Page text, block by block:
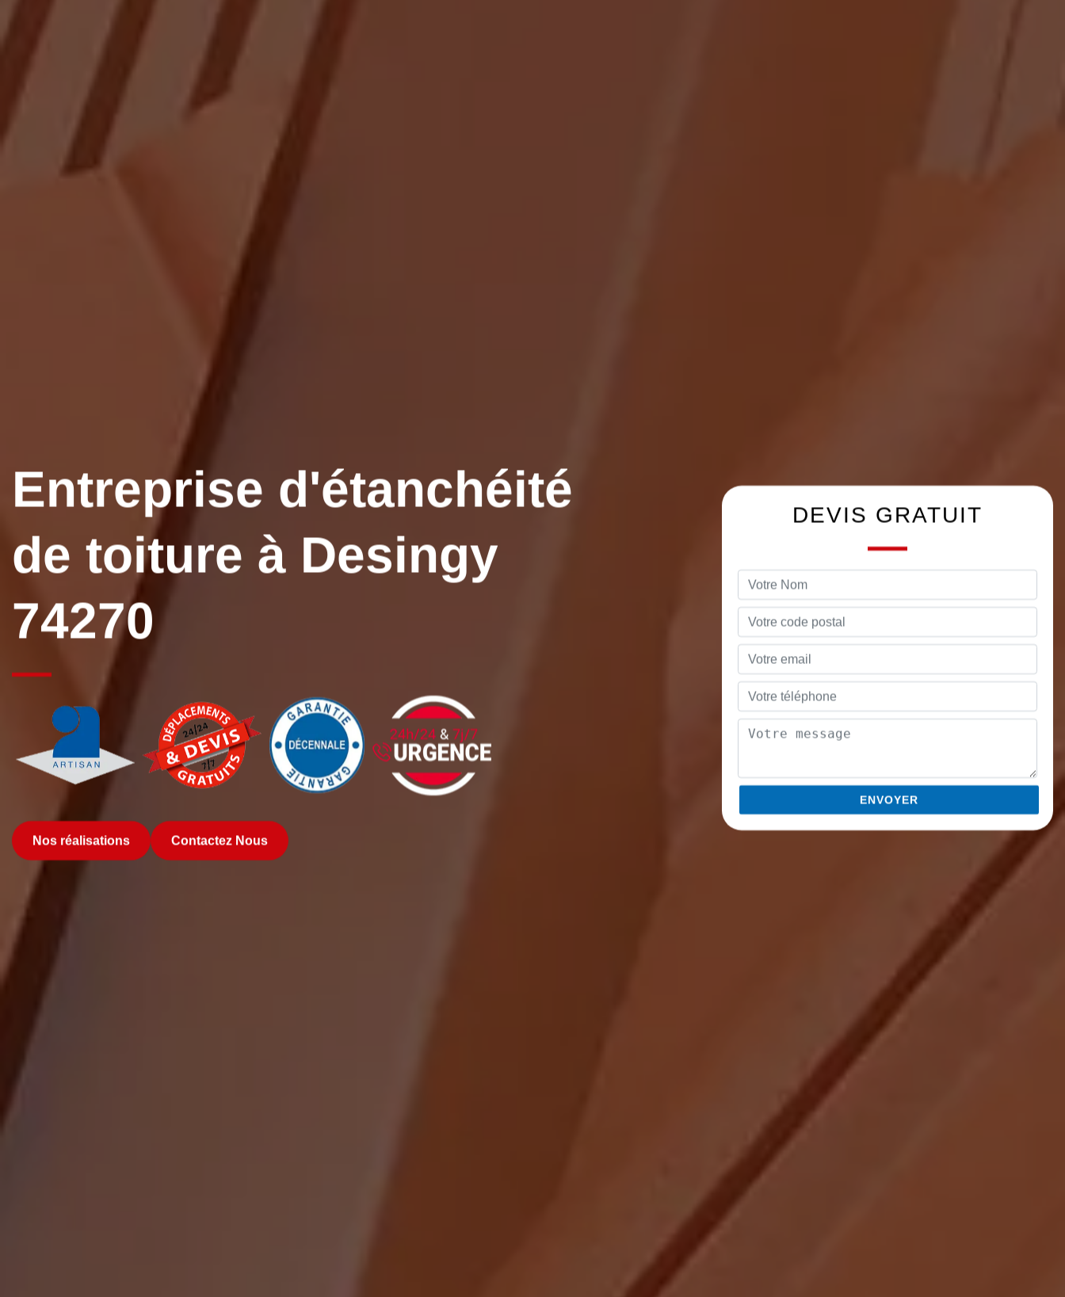
Entreprise d'étanchéité
de toiture à Desingy
74270
Nos réalisations Contactez Nous
DEVIS GRATUIT